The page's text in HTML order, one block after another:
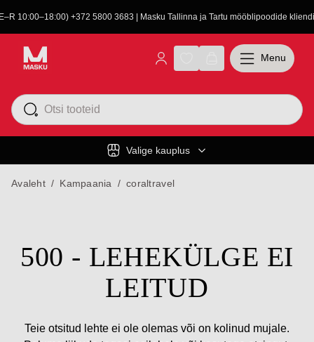
10:00–18:00) +372 5800 3683 | Masku Tallinna ja Tartu mööblipoodide
Valige kauplus
Menu
Avaleht / Kampaania / coraltravel
500 - LEHEKÜLGE EI
LEITUD
Teie otsitud lehte ei ole olemas või on kolinud mujale.